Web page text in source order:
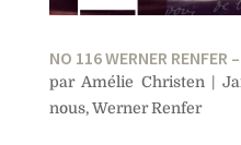
NO 116 WERNER RENFER
par Amélie Christen |
nous,Werner Renfer